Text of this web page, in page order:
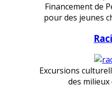
Financement de
pour des jeunes
Excursions
des